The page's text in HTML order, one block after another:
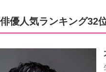
優人気ランキング32